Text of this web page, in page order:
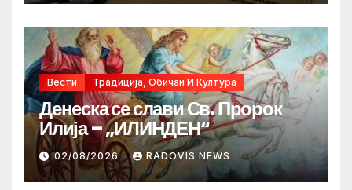
Вести Традиција, Обичаи И Култура
Денеска се слави Св. Пророк
Илија – „ИЛИНДЕН“
02/08/2026 RADOVIS NEWS